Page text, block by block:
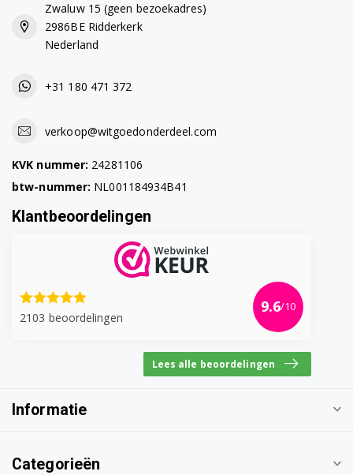
Miele W413SM
Miele W415SM
Miele W416SM
Miele W417SM
Miele W418SM
Miele W423SR
Miele W428SR
Zwaluw 15 (geen bezoekadres)
2986BE Ridderkerk
Nederland
+31 180 471 372
verkoop@witgoedonderdeel.com
KVK nummer: 24281106
btw-nummer: NL001184934B41
Klantbeoordelingen
2103 beoordelingen
9.6/10
Lees alle beoordelingen
Informatie
Categorieën